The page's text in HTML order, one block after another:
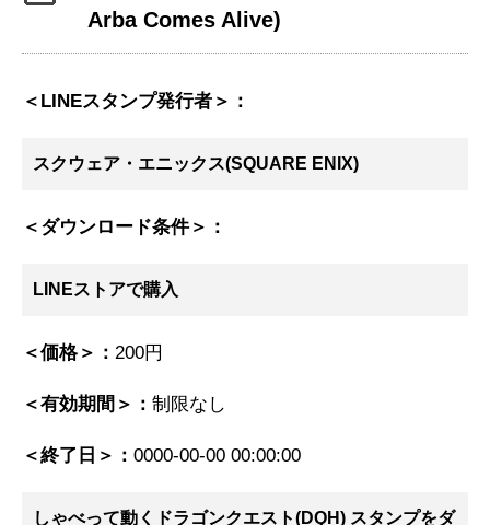
Arba Comes Alive)
＜LINEスタンプ発行者＞：
スクウェア・エニックス(SQUARE ENIX)
＜ダウンロード条件＞：
LINEストアで購入
＜価格＞： 200円
＜有効期間＞： 制限なし
＜終了日＞： 0000-00-00 00:00:00
しゃべって動くドラゴンクエスト(DQH) スタンプをダ